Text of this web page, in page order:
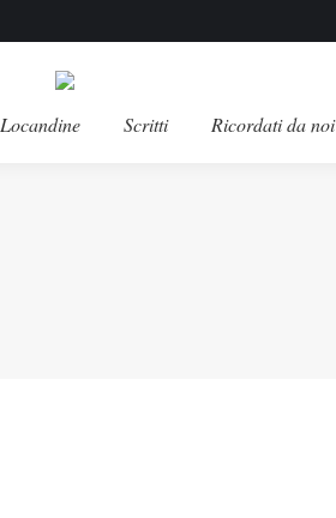
Locandine Scritti Ricordati da noi